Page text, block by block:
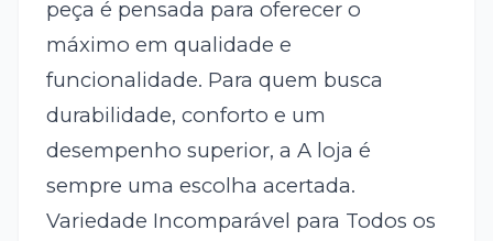
peça é pensada para oferecer o
máximo em qualidade e
funcionalidade. Para quem busca
durabilidade, conforto e um
desempenho superior, a A loja é
sempre uma escolha acertada.
Variedade Incomparável para Todos os